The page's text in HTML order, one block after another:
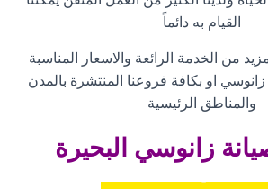
القيام به دائماً
من الخدمة الرائعة والاسعار المناسبة
او بكافة فروعنا المنتشرة بالمدن
والمناطق الرئيسية
زانوسي البحيرة